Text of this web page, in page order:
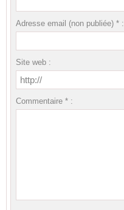
Adresse email (non publiée) * :
Site web :
Commentaire * :